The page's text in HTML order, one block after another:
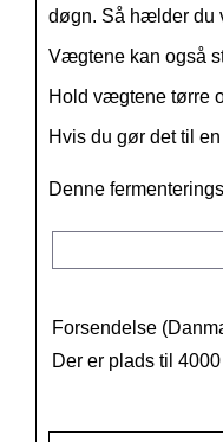
døgn. Så hælder du
Vægtene kan også
Hold vægtene tørre
Hvis du gør det til
Denne
Forsendelse
Der er plads til